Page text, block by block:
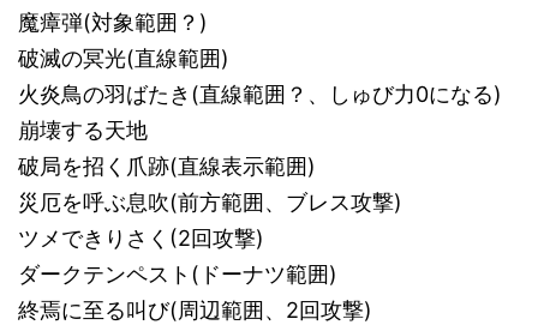
魔瘴弾(対象範囲？)
破滅の冥光(直線範囲)
火炎鳥の羽ばたき(直線範囲？、しゅび力0になる)
崩壊する天地
破局を招く爪跡(直線表示範囲)
災厄を呼ぶ息吹(前方範囲、ブレス攻撃)
ツメできりさく(2回攻撃)
ダークテンペスト(ドーナツ範囲)
終焉に至る叫び(周辺範囲、2回攻撃)